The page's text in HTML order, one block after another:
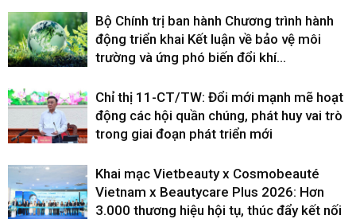
Bộ Chính trị ban hành Chương trình hành
động triển khai Kết luận về bảo vệ môi
trường và ứng phó biến đổi khí...
Chỉ thị 11-CT/TW: Đổi mới mạnh mẽ hoạt
động các hội quần chúng, phát huy vai trò
trong giai đoạn phát triển mới
Khai mạc Vietbeauty x Cosmobeauté
Vietnam x Beautycare Plus 2026: Hơn
3.000 thương hiệu hội tụ, thúc đẩy kết nối